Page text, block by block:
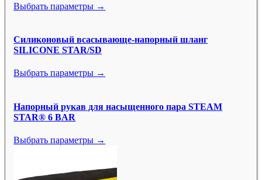
Выбрать параметры →
Силиконовый всасывающе-напорный шланг
SILICONE STAR/SD
Выбрать параметры →
Напорный рукав для насыщенного пара STEAM
STAR® 6 BAR
Выбрать параметры →